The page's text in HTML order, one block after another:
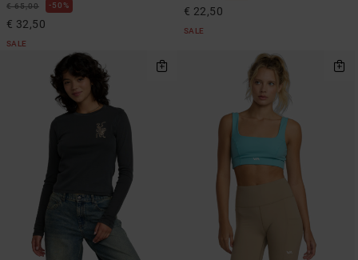
€ 65,00 50%
€ 32,50
SALE
€ 22,50
SALE